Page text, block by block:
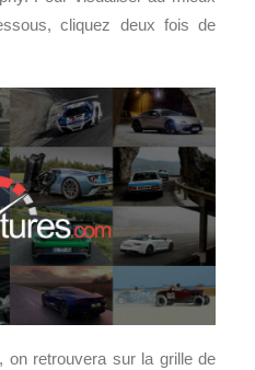
cliquez deux fois de
on retrouvera sur la grille de